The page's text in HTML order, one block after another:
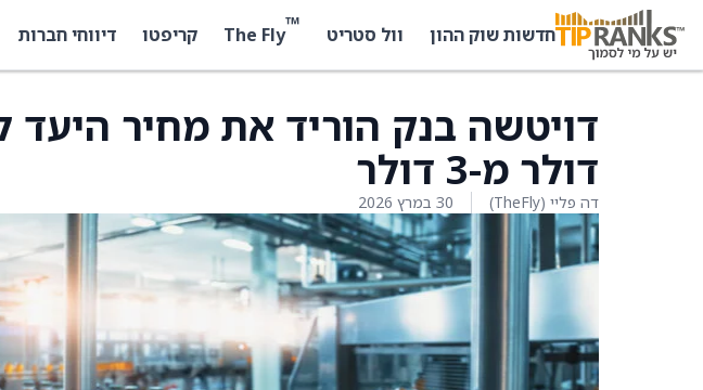
חדשות שוק ההון וול סטריט ™
The Fly קריפטו דיווחי חברות
דולר מ-3 דולר
דה פליי (TheFly) 30 במרץ 2026